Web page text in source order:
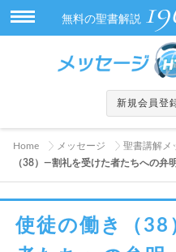
無料の聖書解説
新規会員登
Home メッセージ 聖書講解メ
（38）―割礼を受けた者たちへの弁
使徒の働き（